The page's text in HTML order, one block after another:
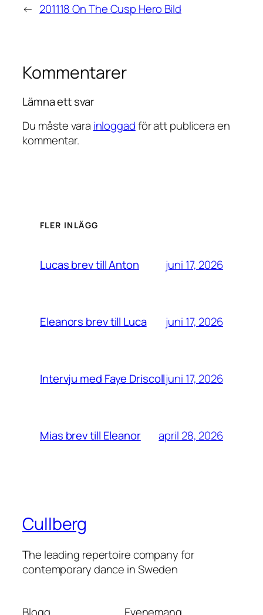
← 201118 On The Cusp Hero Bild
Kommentarer
Lämna ett svar
Du måste vara inloggadför att publicera en
kommentar.
FLER INLÄGG
Lucas brev till Anton juni 17, 2026
Eleanors brev till Luca juni 17, 2026
Intervju med Faye Driscolljuni 17, 2026
Mias brev till Eleanor april 28, 2026
Cullberg
The leading repertoire company for
contemporary dance in Sweden